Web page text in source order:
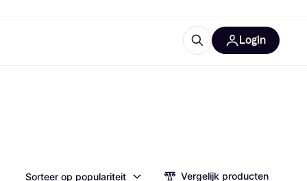
Login
Sorteer op populariteit Vergelijk producten